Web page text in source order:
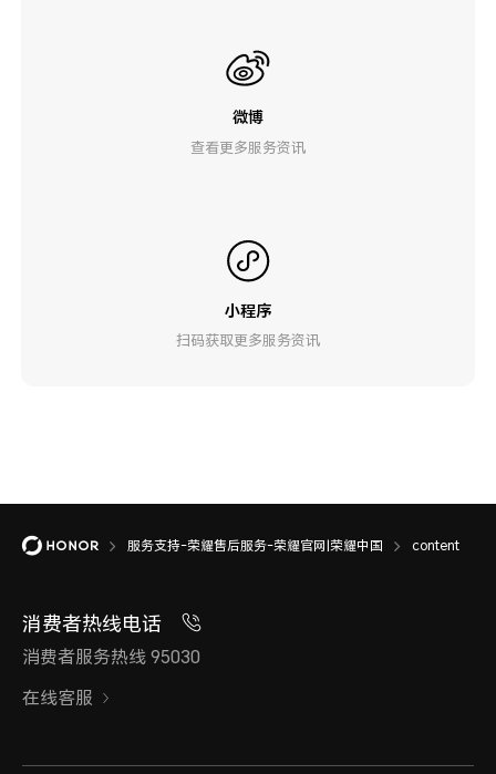
微博
查看更多服务资讯
小程序
扫码获取更多服务资讯
服务支持-荣耀售后服务-荣耀官网|荣耀中国 content
消费者热线电话
消费者服务热线 95030
在线客服